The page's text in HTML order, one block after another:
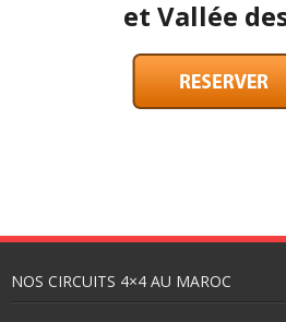
et Vallée
NOS CIRCUITS 4×4 AU MAROC